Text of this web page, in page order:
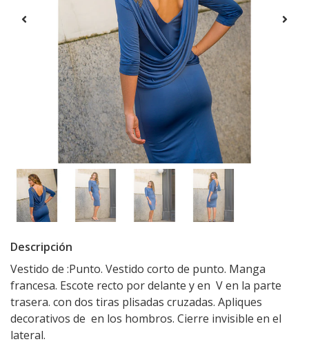
Descripción
Vestido de :Punto. Vestido corto de punto. Manga
francesa. Escote recto por delante y en V en la parte
trasera. con dos tiras plisadas cruzadas. Apliques
decorativos de en los hombros. Cierre invisible en el
lateral.